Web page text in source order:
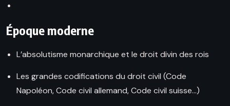
Époque moderne
L’absolutisme monarchique et le droit divin des rois
Les grandes codifications du droit civil (Code
Napoléon, Code civil allemand, Code civil suisse…)